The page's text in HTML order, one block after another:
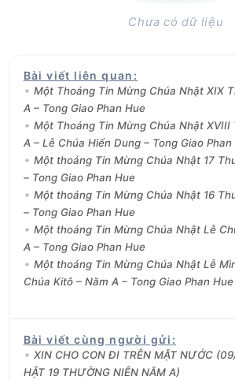
Chưa có dữ liệu
Bài viết liên quan :
Một Thoáng Tin Mừng Chúa Nhật XIX
A – Tong Giao Phan Hue
Một Thoáng Tin Mừng Chúa Nhật XVIII
A – Lễ Chúa Hiển Dung – Tong Giao Phan
Một thoáng Tin Mừng Chúa Nhật 17
– Tong Giao Phan Hue
Một thoáng Tin Mừng Chúa Nhật 16
– Tong Giao Phan Hue
Một thoáng Tin Mừng Chúa Nhật Lễ
A – Tong Giao Phan Hue
Một thoáng Tin Mừng Chúa Nhật Lễ
Chúa Kitô – Năm A – Tong Giao Phan Hue
Bài viết cùng người gửi :
XIN CHO CON ĐI TRÊN MẶT NƯỚC
HẬT 19 THƯỜNG NIÊN NĂM A)